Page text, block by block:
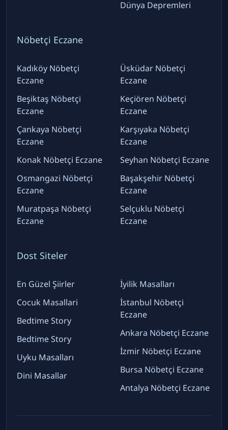
Dünya Depremleri
Nöbetçi Eczane
Kadıköy Nöbetçi
Eczane
Beşiktaş Nöbetçi
Eczane
Çankaya Nöbetçi
Eczane
Konak Nöbetçi Eczane
Osmangazi Nöbetçi
Eczane
Muratpaşa Nöbetçi
Eczane
Üsküdar Nöbetçi
Eczane
Keçiören Nöbetçi
Eczane
Karşıyaka Nöbetçi
Eczane
Seyhan Nöbetçi Eczane
Başakşehir Nöbetçi
Eczane
Selçuklu Nöbetçi
Eczane
Dost Siteler
En Güzel Şiirler
Cocuk Masallari
Bedtime Story
Bedtime Story
Uyku Masalları
Dini Masallar
İyilik Masalları
İstanbul Nöbetçi
Eczane
Ankara Nöbetçi Eczane
İzmir Nöbetçi Eczane
Bursa Nöbetçi Eczane
Antalya Nöbetçi Eczane